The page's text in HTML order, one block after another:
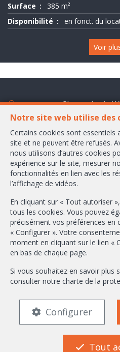
Surface
385 m²
Disponibilité
en fonct. du
Voir
Notre site web utilise des
Certains cookies sont
site et ne peuvent être refusés.
nous utilisons d’autres cookies
expérience sur le site, mesurer
fonctionnalités en lien avec les
l’affichage de vidéos.
En cliquant sur « Tout autoriser
tous les cookies. Vous pouvez
précisément vos préférences en
« Configurer ». Votre
moment en cliquant sur le lien «
en bas de chaque page.
Si vous souhaitez en savoir plus
consulter notre charte de la
Configurer
Tout
Chaussée de
1160
+32-2/
Agent immobilier intermédiaire
Instance de contrôle: Institut
du Luxembourg 16B, 1000 Bruxelles
Soumis aucode
RC professionnelle et cautionnement
1, 1000 Bruxelles – police n°
Conditions